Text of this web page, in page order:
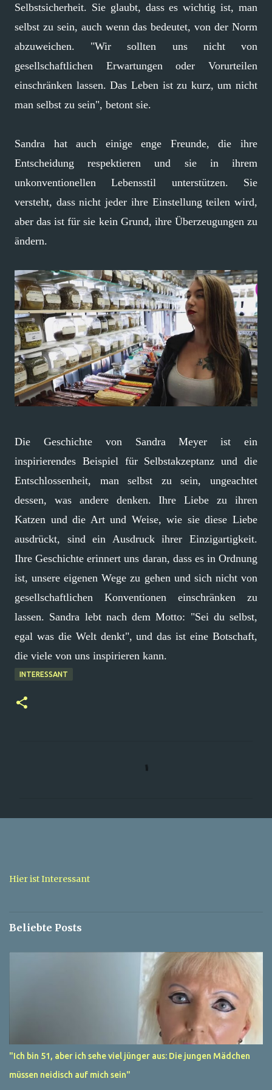
Selbstsicherheit. Sie glaubt, dass es wichtig ist, man
selbst zu sein, auch wenn das bedeutet, von der Norm
abzuweichen. "Wir sollten uns nicht von
gesellschaftlichen Erwartungen oder Vorurteilen
einschränken lassen. Das Leben ist zu kurz, um nicht
man selbst zu sein", betont sie.
Sandra hat auch einige enge Freunde, die ihre
Entscheidung respektieren und sie in ihrem
unkonventionellen Lebensstil unterstützen. Sie
versteht, dass nicht jeder ihre Einstellung teilen wird,
aber das ist für sie kein Grund, ihre Überzeugungen zu
ändern.
Die Geschichte von Sandra Meyer ist ein
inspirierendes Beispiel für Selbstakzeptanz und die
Entschlossenheit, man selbst zu sein, ungeachtet
dessen, was andere denken. Ihre Liebe zu ihren
Katzen und die Art und Weise, wie sie diese Liebe
ausdrückt, sind ein Ausdruck ihrer Einzigartigkeit.
Ihre Geschichte erinnert uns daran, dass es in Ordnung
ist, unsere eigenen Wege zu gehen und sich nicht von
gesellschaftlichen Konventionen einschränken zu
lassen. Sandra lebt nach dem Motto: "Sei du selbst,
egal was die Welt denkt", und das ist eine Botschaft,
die viele von uns inspirieren kann.
INTERESSANT
a
Hier ist Interessant
Beliebte Posts
"Ich bin 51, aber ich sehe viel jünger aus: Die jungen Mädchen
müssen neidisch auf mich sein"